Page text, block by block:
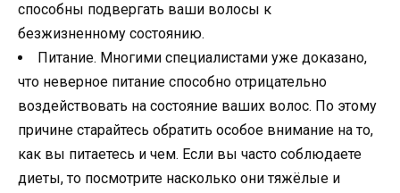
способны подвергать ваши волосы к
безжизненному состоянию.
Питание. Многими специалистами уже доказано,
что неверное питание способно отрицательно
воздействовать на состояние ваших волос. По этому
причине старайтесь обратить особое внимание на то,
как вы питаетесь и чем. Если вы часто соблюдаете
диеты, то посмотрите насколько они тяжёлые и